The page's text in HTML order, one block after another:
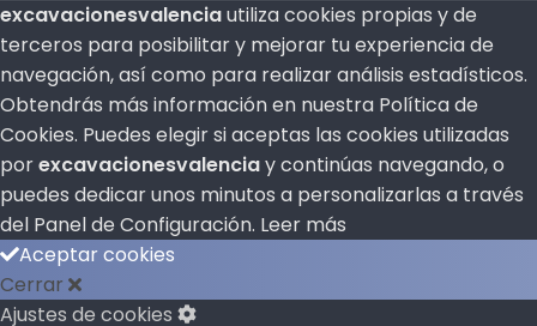
Tienda
Blog
WooCommerce My Account
WooCommerce Cart
excavacionesvalenciautiliza cookies propias y de
terceros para posibilitar y mejorar tu experiencia de
navegación, así como para realizar análisis estadísticos.
Obtendrás más información en nuestra Política de
Cookies. Puedes elegir si aceptas las cookies utilizadas
porexcavacionesvalenciay continúas navegando, o
puedes dedicar unos minutos a personalizarlas a través
del Panel de Configuración. Leer más
Aceptar cookies
Cerrar
Ajustes de cookies